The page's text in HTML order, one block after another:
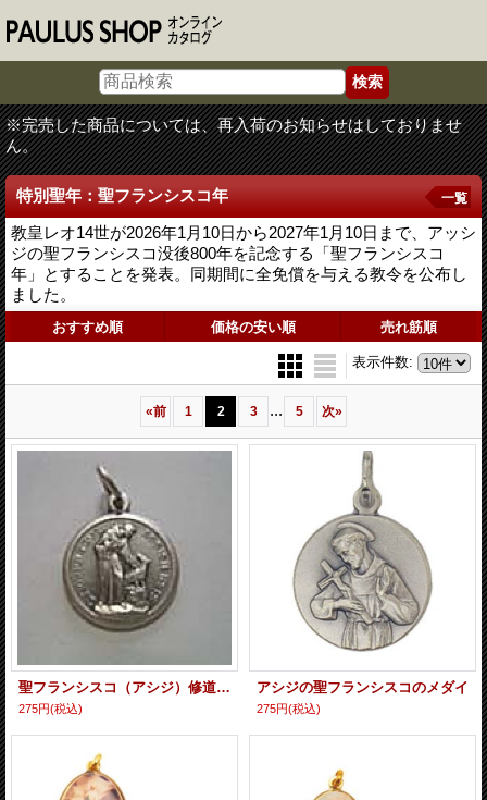
※完売した商品については、再入荷のお知らせはしておりませ
ん。
特別聖年：聖フランシスコ年
教皇レオ14世が2026年1月10日から2027年1月10日まで、アッシ
ジの聖フランシスコ没後800年を記念する「聖フランシスコ
年」とすることを発表。同期間に全免償を与える教令を公布し
ました。
一覧
おすすめ順 価格の安い順 売れ筋順
表示件数:
«前 1 2 3 ... 5 次»
聖フランシスコ（アシジ）修道者とオオカミのメダイ
275円(税込)
アシジの聖フランシスコのメダイ
275円(税込)